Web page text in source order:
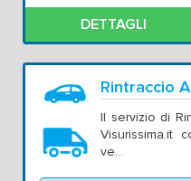
DETTAGLI
Rintraccio
Il servizio di
Visurissima.it
ve...